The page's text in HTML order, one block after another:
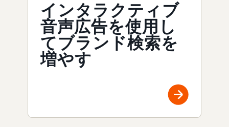
インタラクティブ
音声広告を使用し
てブランド検索を
増やす